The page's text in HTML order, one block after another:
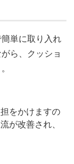
単に取り入れ
ら、クッショ
をかけますの
が改善され、